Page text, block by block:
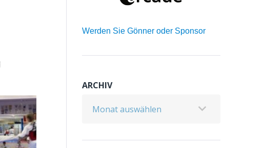
Werden Sie Gönner oder Sponsor
ARCHIV